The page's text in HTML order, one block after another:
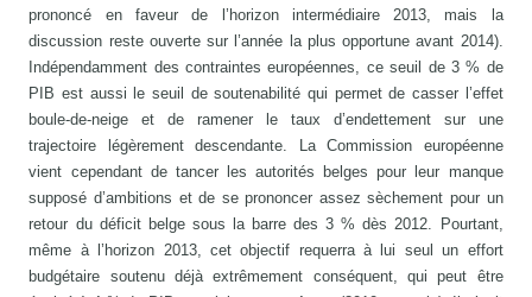
prononcé en faveur de l’horizon intermédiaire 2013, mais la
discussion reste ouverte sur l’année la plus opportune avant 2014).
Indépendamment des contraintes européennes, ce seuil de 3 % de
PIB est aussi le seuil de soutenabilité qui permet de casser l’effet
boule-de-neige et de ramener le taux d’endettement sur une
trajectoire légèrement descendante. La Commission européenne
vient cependant de tancer les autorités belges pour leur manque
supposé d’ambitions et de se prononcer assez sèchement pour un
retour du déficit belge sous la barre des 3 % dès 2012. Pourtant,
même à l’horizon 2013, cet objectif requerra à lui seul un effort
budgétaire soutenu déjà extrêmement conséquent, qui peut être